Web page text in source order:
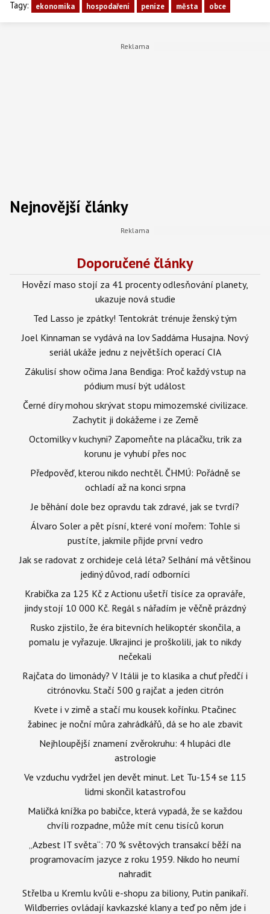
Tagy: ekonomika hospodaření peníze města obce
Nejnovější články
Doporučené články
Hovězí maso stojí za 41 procenty odlesňování planety,
ukazuje nová studie
Ted Lasso je zpátky! Tentokrát trénuje ženský tým
Joel Kinnaman se vydává na lov Saddáma Husajna. Nový
seriál ukáže jednu z největších operací CIA
Zákulisí show očima Jana Bendiga: Proč každý vstup na
pódium musí být událost
Černé díry mohou skrývat stopu mimozemské civilizace.
Zachytit ji dokážeme i ze Země
Octomilky v kuchyni? Zapomeňte na plácačku, trik za
korunu je vyhubí přes noc
Předpověď, kterou nikdo nechtěl. ČHMÚ: Pořádně se
ochladí až na konci srpna
Je běhání dole bez opravdu tak zdravé, jak se tvrdí?
Álvaro Soler a pět písní, které voní mořem: Tohle si
pustíte, jakmile přijde první vedro
Jak se radovat z orchideje celá léta? Selhání má většinou
jediný důvod, radí odborníci
Krabička za 125 Kč z Actionu ušetří tisíce za opraváře,
jindy stojí 10 000 Kč. Regál s nářadím je věčně prázdný
Rusko zjistilo, že éra bitevních helikoptér skončila, a
pomalu je vyřazuje. Ukrajinci je proškolili, jak to nikdy
nečekali
Rajčata do limonády? V Itálii je to klasika a chuť předčí i
citrónovku. Stačí 500 g rajčat a jeden citrón
Kvete i v zimě a stačí mu kousek kořínku. Ptačinec
žabinec je noční můra zahrádkářů, dá se ho ale zbavit
Nejhloupější znamení zvěrokruhu: 4 hlupáci dle
astrologie
Ve vzduchu vydržel jen devět minut. Let Tu-154 se 115
lidmi skončil katastrofou
Maličká knížka po babičce, která vypadá, že se každou
chvíli rozpadne, může mít cenu tisíců korun
„Azbest IT světa“: 70 % světových transakcí běží na
programovacím jazyce z roku 1959. Nikdo ho neumí
nahradit
Střelba u Kremlu kvůli e-shopu za biliony, Putin panikaří.
Wildberries ovládají kavkazské klany a teď po něm jde i